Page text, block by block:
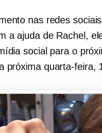
nas redes
a ajuda de Rachel,
social para o
próxima quarta-feira,